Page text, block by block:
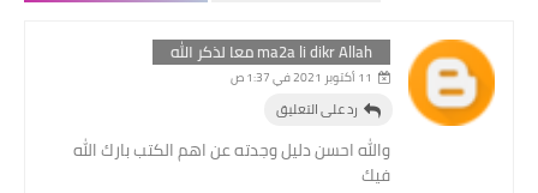
ma2a li dikr Allah معا لذكر الله
11 أكتوبر 2021 في 1:37 ص
والله احسن دليل وجدته عن اهم الكتب بارك الله
فيك
رد على التعليق